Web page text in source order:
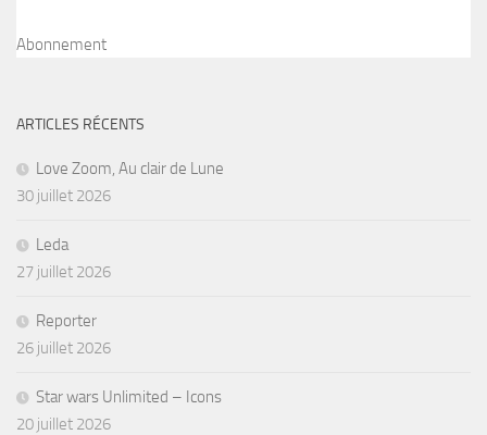
Abonnement
ARTICLES RÉCENTS
Love Zoom, Au clair de Lune
30 juillet 2026
Leda
27 juillet 2026
Reporter
26 juillet 2026
Star wars Unlimited – Icons
20 juillet 2026